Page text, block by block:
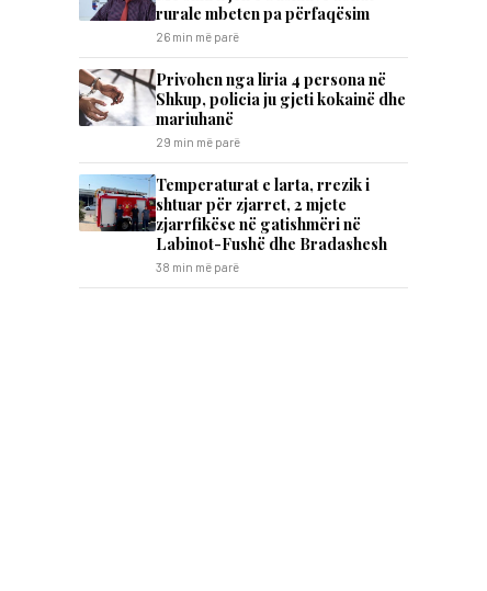
rurale mbeten pa përfaqësim
26 min më parë
Privohen nga liria 4 persona në
Shkup, policia ju gjeti kokainë dhe
mariuhanë
29 min më parë
Temperaturat e larta, rrezik i
shtuar për zjarret, 2 mjete
zjarrfikëse në gatishmëri në
Labinot-Fushë dhe Bradashesh
38 min më parë